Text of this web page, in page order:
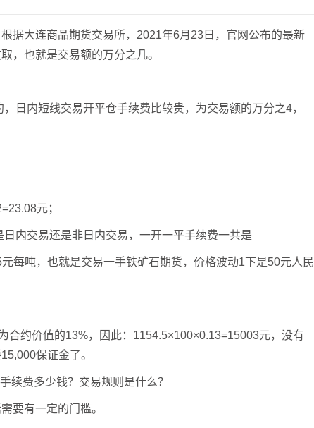
据大连商品期货交易所，2021年6月23日，官网公布的最新
，也就是交易额的万分之几。
日内短线交易开平仓手续费比较贵，为交易额的万分之4，
元；
内交易还是非日内交易，一开一平手续费一共是
每吨，也就是交易一手铁矿石期货，价格波动1下是50元人民
合约价值的13%，因此：1154.5×100×0.13=15003元，没有
保证金了。
要有一定的门槛。